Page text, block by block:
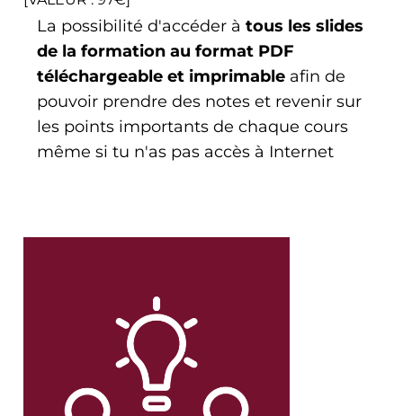
La possibilité d'accéder à tous les slides
de la formation au format PDF
téléchargeable et imprimable afin de
pouvoir prendre des notes et revenir sur
les points importants de chaque cours
même si tu n'as pas accès à Internet